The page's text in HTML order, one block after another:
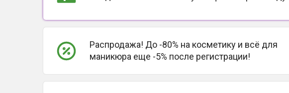
Распродажа! До -80% на косметику и всё для
маникюра еще -5% после регистрации!